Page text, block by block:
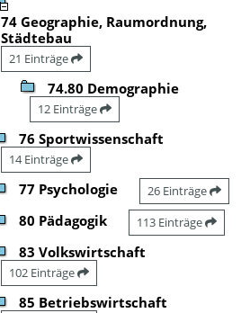
74 Geographie, Raumordnung,
Städtebau
21 Einträge
74.80 Demographie
12 Einträge
76 Sportwissenschaft
14 Einträge
77 Psychologie 26 Einträge
80 Pädagogik 113 Einträge
83 Volkswirtschaft
102 Einträge
85 Betriebswirtschaft